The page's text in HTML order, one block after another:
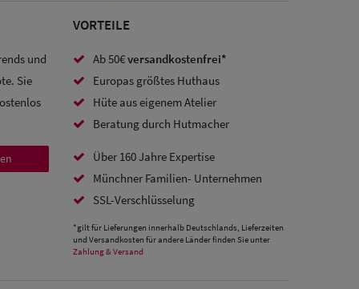
und
Sie
VORTEILE
Ab 50€versandkostenfrei*
Europas größtes Huthaus
Hüte aus eigenem Atelier
Beratung durch Hutmacher
Über 160 Jahre Expertise
Münchner Familien- Unternehmen
SSL-Verschlüsselung
*gilt für Lieferungen innerhalb Deutschlands, Lieferzeiten
und Versandkosten für andere Länder finden Sie unter
Zahlung & Versand